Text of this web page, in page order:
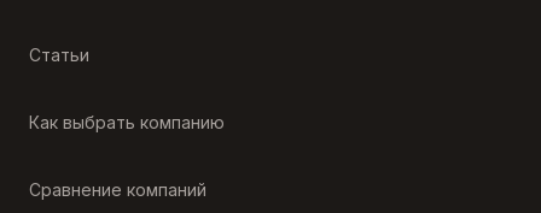
Статьи
Как выбрать компанию
Сравнение компаний